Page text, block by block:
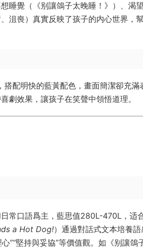
睡覺（《别讓鴿子太晚睡！》）、渴
沮喪）真實反映了孩子的内心世界，
配明快的藍黃配色，畫面簡潔卻充
劇效果，讓孩子在笑聲中領悟道理。
日常口語爲主，藍思值280L-470L，
a Hot Dog!）通過對話式文本培養語
心”“堅持與妥協”等價值觀。如《别讓